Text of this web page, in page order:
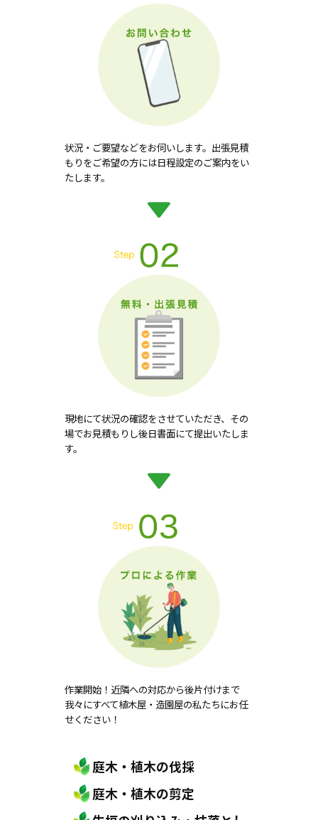
状況・ご要望などをお伺いします。出張見積
もりをご希望の方には日程設定のご案内をい
たします。
現地にて状況の確認をさせていただき、その
場でお見積もりし後日書面にて提出いたしま
す。
作業開始！近隣への対応から後片付けまで
我々にすべて植木屋・造園屋の私たちにお任
せください！
庭木・植木の伐採
庭木・植木の剪定